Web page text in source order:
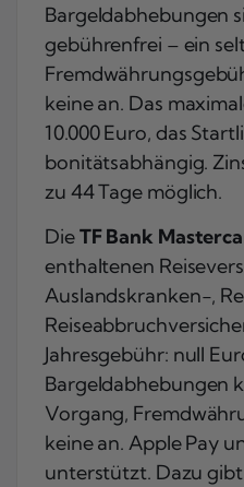
Bargeldabhebungen
gebührenfrei – ein
keine an. Das
10.000 Euro, das
bonitätsabhängig.
zu 44 Tage möglich.
DieTF Bank
enthaltenen
Auslandskranken-,
Jahresgebühr: null
Bargeldabhebungen
Vorgang,
keine an. Apple Pay
unterstützt. Dazu gibt